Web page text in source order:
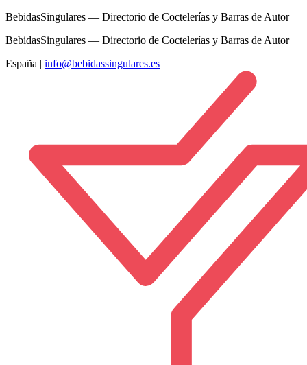
BebidasSingulares — Directorio de Coctelerías y Barras de Autor
BebidasSingulares — Directorio de Coctelerías y Barras de Autor
España | info@bebidassingulares.es